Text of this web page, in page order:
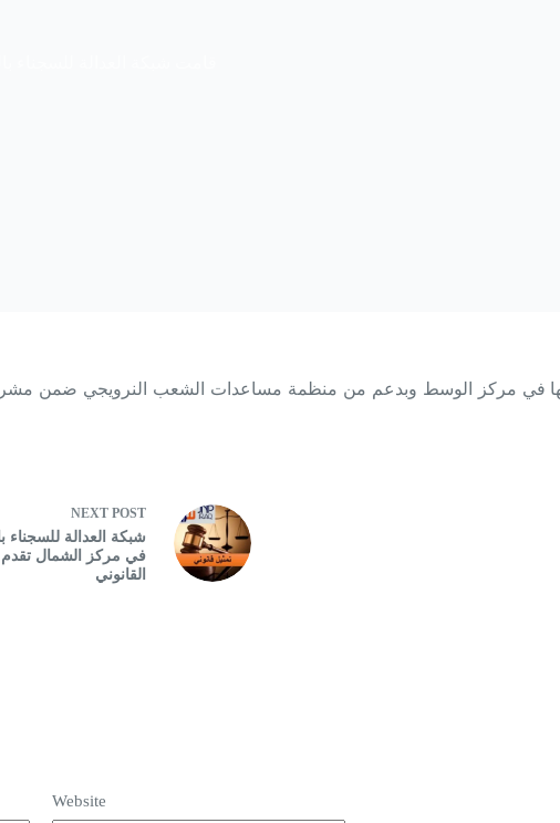
NEXT POST
شبکة العدالة للسجناء
في مركز الشمال تقدم
القانوني
Website